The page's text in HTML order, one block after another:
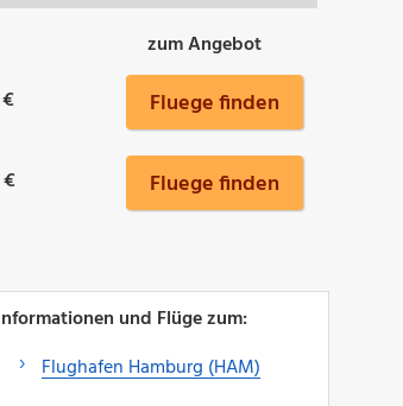
zum Angebot
Fluege finden
Fluege finden
und Flüge zum:
Flughafen Hamburg (HAM)